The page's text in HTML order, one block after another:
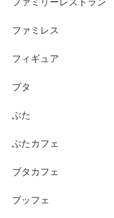
ファミレス
フィギュア
ブタ
ぶた
ぶたカフェ
ブタカフェ
ブッフェ